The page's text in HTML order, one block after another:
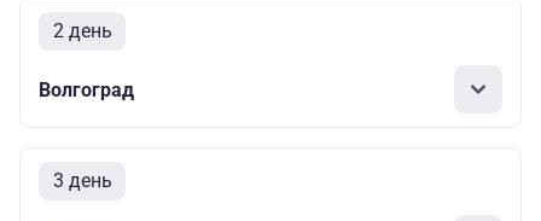
2 день
Волгоград
3 день